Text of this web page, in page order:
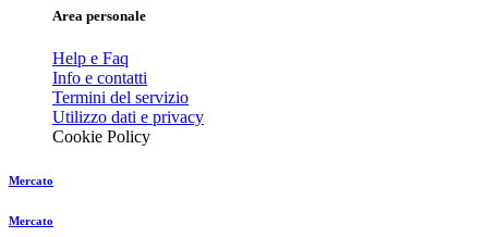
Area personale
Help e Faq
Info e contatti
Termini del servizio
Utilizzo dati e privacy
Cookie Policy
Mercato
Mercato